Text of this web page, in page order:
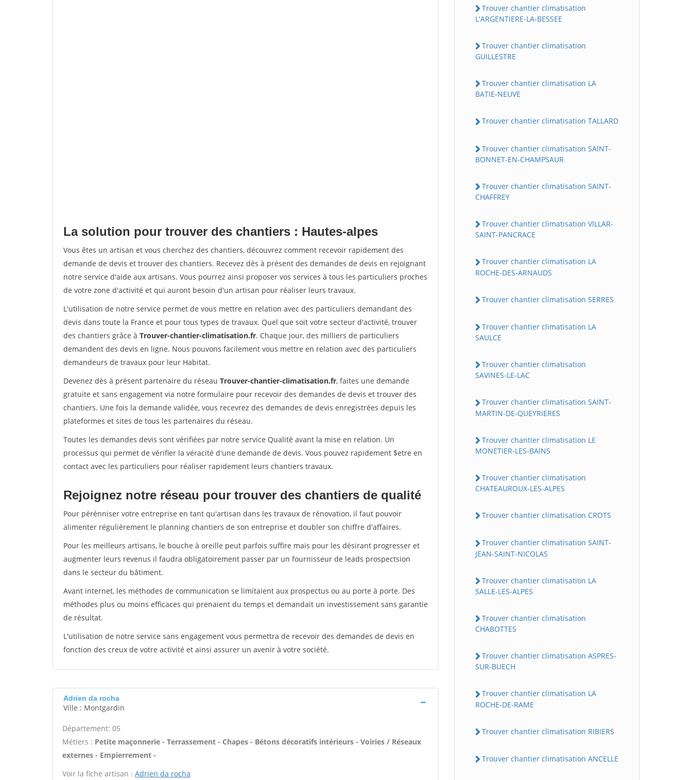
La solution pour trouver des chantiers : Hautes-alpes
Vous êtes un artisan et vous cherchez des chantiers, découvrez comment recevoir rapidement des
demande de devis et trouver des chantiers. Recevez dès à présent des demandes de devis en rejoignant
notre service d'aide aux artisans. Vous pourrez ainsi proposer vos services à tous les particuliers proches
de votre zone d'activité et qui auront besoin d'un artisan pour réaliser leurs travaux.
L'utilisation de notre service permet de vous mettre en relation avec des particuliers demandant des
devis dans toute la France et pour tous types de travaux. Quel que soit votre secteur d'activité, trouver
des chantiers grâce à Trouver-chantier-climatisation.fr. Chaque jour, des milliers de particuliers
demandent des devis en ligne. Nous pouvons facilement vous mettre en relation avec des particuliers
demandeurs de travaux pour leur Habitat.
Devenez dès à présent partenaire du réseau Trouver-chantier-climatisation.fr, faites une demande
gratuite et sans engagement via notre formulaire pour recevoir des demandes de devis et trouver des
chantiers. Une fois la demande validée, vous recevrez des demandes de devis enregistrées depuis les
plateformes et sites de tous les partenaires du réseau.
Toutes les demandes devis sont vérifiées par notre service Qualité avant la mise en relation. Un
processus qui permet de vérifier la véracité d'une demande de devis. Vous pouvez rapidement $etre en
contact avec les particuliers pour réaliser rapidement leurs chantiers travaux.
Rejoignez notre réseau pour trouver des chantiers de qualité
Pour pérénniser votre entreprise en tant qu'artisan dans les travaux de rénovation, il faut pouvoir
alimenter régulièrement le planning chantiers de son entreprise et doubler son chiffre d'affaires.
Pour les meilleurs artisans, le bouche à oreille peut parfois suffire mais pour les désirant progresser et
augmenter leurs revenus il faudra obligatoirement passer par un fournisseur de leads prospectsion
dans le secteur du bâtiment.
Avant internet, les méthodes de communication se limitaient aux prospectus ou au porte à porte. Des
méthodes plus ou moins efficaces qui prenaient du temps et demandait un investissement sans garantie
de résultat.
L'utilisation de notre service sans engagement vous permettra de recevoir des demandes de devis en
fonction des creux de votre activité et ainsi assurer un avenir à votre société.
Adrien da rocha
Ville : Montgardin
Département: 05
Métiers : Petite maçonnerie - Terrassement - Chapes - Bétons décoratifs intérieurs - Voiries / Réseaux
externes - Empierrement -
Voir la fiche artisan : Adrien da rocha
Trouver chantier climatisation
L'ARGENTIERE-LA-BESSEE
Trouver chantier climatisation
GUILLESTRE
Trouver chantier climatisation LA
BATIE-NEUVE
Trouver chantier climatisation TALLARD
Trouver chantier climatisation SAINT-
BONNET-EN-CHAMPSAUR
Trouver chantier climatisation SAINT-
CHAFFREY
Trouver chantier climatisation VILLAR-
SAINT-PANCRACE
Trouver chantier climatisation LA
ROCHE-DES-ARNAUDS
Trouver chantier climatisation SERRES
Trouver chantier climatisation LA
SAULCE
Trouver chantier climatisation
SAVINES-LE-LAC
Trouver chantier climatisation SAINT-
MARTIN-DE-QUEYRIERES
Trouver chantier climatisation LE
MONETIER-LES-BAINS
Trouver chantier climatisation
CHATEAUROUX-LES-ALPES
Trouver chantier climatisation CROTS
Trouver chantier climatisation SAINT-
JEAN-SAINT-NICOLAS
Trouver chantier climatisation LA
SALLE-LES-ALPES
Trouver chantier climatisation
CHABOTTES
Trouver chantier climatisation ASPRES-
SUR-BUECH
Trouver chantier climatisation LA
ROCHE-DE-RAME
Trouver chantier climatisation RIBIERS
Trouver chantier climatisation ANCELLE